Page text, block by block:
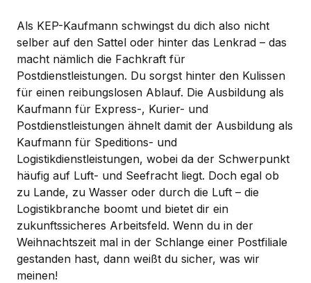
Als KEP-Kaufmann schwingst du dich also nicht
selber auf den Sattel oder hinter das Lenkrad – das
macht nämlich die Fachkraft für
Postdienstleistungen. Du sorgst hinter den Kulissen
für einen reibungslosen Ablauf. Die Ausbildung als
Kaufmann für Express-, Kurier- und
Postdienstleistungen ähnelt damit der Ausbildung als
Kaufmann für Speditions- und
Logistikdienstleistungen, wobei da der Schwerpunkt
häufig auf Luft- und Seefracht liegt. Doch egal ob
zu Lande, zu Wasser oder durch die Luft – die
Logistikbranche boomt und bietet dir ein
zukunftssicheres Arbeitsfeld. Wenn du in der
Weihnachtszeit mal in der Schlange einer Postfiliale
gestanden hast, dann weißt du sicher, was wir
meinen!